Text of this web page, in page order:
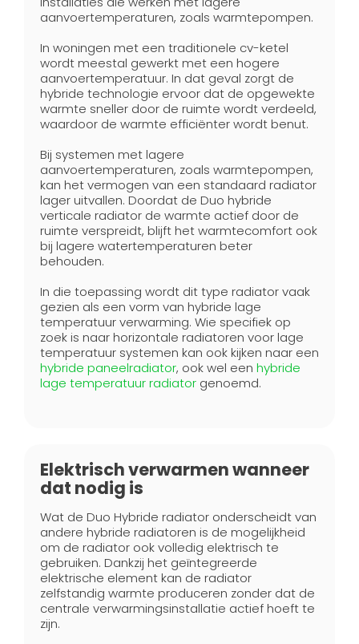
aanvoertemperaturen, zoals warmtepompen.
In woningen met een traditionele cv-ketel
wordt meestal gewerkt met een hogere
aanvoertemperatuur. In dat geval zorgt de
hybride technologie ervoor dat de opgewekte
warmte sneller door de ruimte wordt verdeeld,
waardoor de warmte efficiënter wordt benut.
Bij systemen met lagere
aanvoertemperaturen, zoals warmtepompen,
kan het vermogen van een standaard radiator
lager uitvallen. Doordat de Duo hybride
verticale radiator de warmte actief door de
ruimte verspreidt, blijft het warmtecomfort ook
bij lagere watertemperaturen beter
behouden.
In die toepassing wordt dit type radiator vaak
gezien als een vorm van hybride lage
temperatuur verwarming. Wie specifiek op
zoek is naar horizontale radiatoren voor lage
temperatuur systemen kan ook kijken naar een
hybride paneelradiator, ook wel een hybride
lage temperatuur radiator genoemd.
Elektrisch verwarmen wanneer
dat nodig is
Wat de Duo Hybride radiator onderscheidt van
andere hybride radiatoren is de mogelijkheid
om de radiator ook volledig elektrisch te
gebruiken. Dankzij het geïntegreerde
elektrische element kan de radiator
zelfstandig warmte produceren zonder dat de
centrale verwarmingsinstallatie actief hoeft te
zijn.